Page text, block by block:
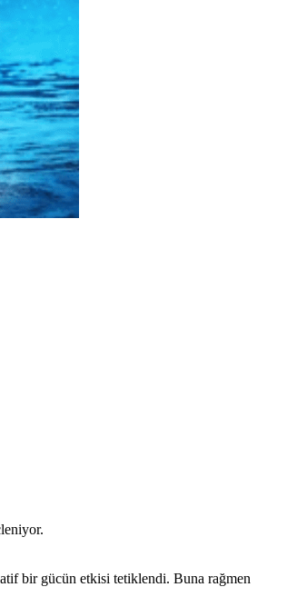
bir gücün etkisi tetiklendi. Buna rağmen